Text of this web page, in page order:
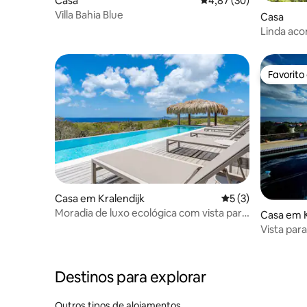
Villa Bahia Blue
Casa
Linda
Casa em Kralendijk Classificação
5 (3)
Moradia de luxo ecológica com vista para
Favorito
Favorito
Casa em
Vista
Destinos para explorar